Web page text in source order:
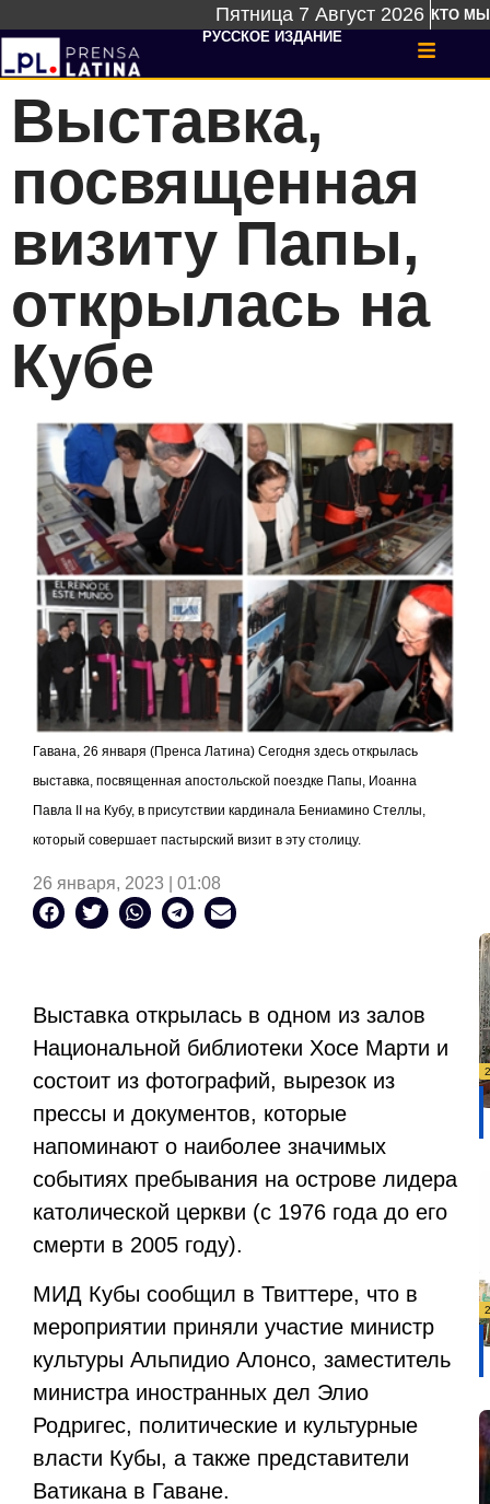
Пятница 7 Август 2026 КТО МЫ
РУССКОЕ ИЗДАНИЕ
Выставка,
посвященная
визиту Папы,
открылась на
Кубе
Гавана, 26 января (Пренса Латина) Сегодня здесь открылась
выставка, посвященная апостольской поездке Папы, Иоанна
Павла
на Кубу, в присутствии кардинала Бениамино Стеллы,
который совершает пастырский визит в эту столицу.
26 января, 2023 | 01:08
Выставка открылась в одном из залов
Национальной библиотеки Хосе Марти и
состоит из фотографий, вырезок из
прессы и документов, которые
напоминают о наиболее значимых
событиях пребывания на острове лидера
католической церкви (с 1976 года до его
смерти в 2005 году).
МИД Кубы сообщил в Твиттере, что в
мероприятии приняли участие министр
культуры Альпидио Алонсо, заместитель
министра иностранных дел Элио
Родригес, политические и культурные
власти Кубы, а также представители
Ватикана в Гаване.